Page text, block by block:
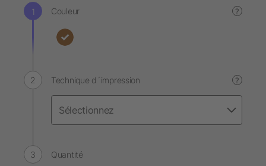
Couleur ?
Technique d´impression ?
Quantité